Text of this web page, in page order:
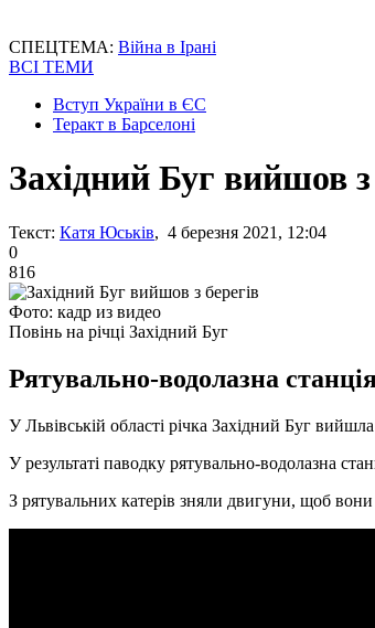
СПЕЦТЕМА: Війна в Ірані
ВСІ ТЕМИ
Вступ України в ЄС
Теракт в Барселоні
Західний Буг вийшов з
Текст: Катя Юськів, 4 березня 2021, 12:04
0
816
Фото: кадр из видео
Повінь на річці Західний Буг
Рятувально-водолазна
У Львівській області річка Західний Буг
У результаті паводку рятувально-водолазна
З рятувальних катерів зняли двигуни, щоб